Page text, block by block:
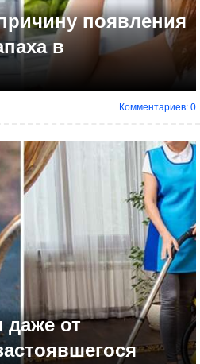
появления
в
Комментариев: 0
даже от